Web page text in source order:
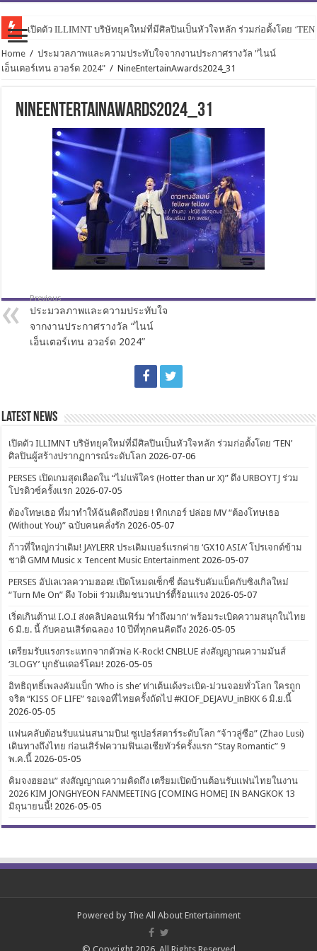
เปิดตัว ILLIMNT บริษัทยุคใหม่ที่มีศิลปินเป็นหัวใจหลัก ร่วมก่อตั้งโดย
Home / ประมวลภาพและความประทับใจจากงานประกาศรางวัล "ไนน์
เอ็นเตอร์เทน อวอร์ด 2024" / NineEntertainAwards2024_31
NineEntertainAwards2024_31
Previous
ประมวลภาพและความประทับใจ
จากงานประกาศรางวัล “ไนน์
เอ็นเตอร์เทน อวอร์ด 2024”
Latest News
เปิดตัว ILLIMNT บริษัทยุคใหม่ที่มีศิลปินเป็นหัวใจหลัก ร่วมก่อตั้งโดย ‘TEN’
ศิลปินผู้สร้างปรากฏการณ์ระดับโลก 2026-07-06
PERSES เปิดเกมสุดเดือดใน “ไม่แพ้ใคร (Hotter than ur X)” ดึง URBOYTJ ร่วม
โปรดิวซ์ครั้งแรก 2026-07-05
ต้องโทษเธอ ที่มาทำให้ฉันคิดถึงบ่อย ! ทิกเกอร์ ปล่อย MV “ต้องโทษเธอ
(Without You)” ฉบับคนคลั่งรัก 2026-05-07
ก้าวที่ใหญ่กว่าเดิม! JAYLERR ประเดิมเบอร์แรกค่าย ‘GX10 ASIA’ โปรเจกต์ข้าม
ชาติ GMM Music x Tencent Music Entertainment 2026-05-07
PERSES อัปเลเวลความฮอต! เปิดโหมดเซ็กซี่ ต้อนรับคัมแบ็คกับซิงเกิลใหม่
“Turn Me On” ดึง Tobii ร่วมเติมชนวนปาร์ตี้ร้อนแรง 2026-05-07
เริ่ดเกินต้าน! I.O.I ส่งคลิปคอนเฟิร์ม ‘ทำถึงมาก’ พร้อมระเบิดความสนุกในไทย
6 มิ.ย. นี้ กับคอนเสิร์ตฉลอง 10 ปีที่ทุกคนคิดถึง 2026-05-05
เตรียมรับแรงกระแทกจากตัวพ่อ K-Rock! CNBLUE ส่งสัญญาณความมันส์
‘3LOGY’ บุกธันเดอร์โดม! 2026-05-05
อิทธิฤทธิ์เพลงคัมแบ็ก ‘Who is she’ ท่าเต้นเด้งระเบิด-ม่วนจอยทั่วโลก ใครถูก
จริต “KISS OF LIFE” รอเจอที่ไทยครั้งถัดไป #KIOF_DEJAVU_inBKK 6 มิ.ย.นี้
2026-05-05
แฟนคลับต้อนรับแน่นสนามบิน! ซูเปอร์สตาร์ระดับโลก “จ้าวลู่ซือ” (Zhao Lusi)
เดินทางถึงไทย ก่อนเสิร์ฟความฟินเอเชียทัวร์ครั้งแรก “Stay Romantic” 9
พ.ค.นี้ 2026-05-05
คิมจงฮยอน” ส่งสัญญาณความคิดถึง เตรียมเปิดบ้านต้อนรับแฟนไทยในงาน
2026 KIM JONGHYEON FANMEETING [COMING HOME] IN BANGKOK 13
มิถุนายนนี้! 2026-05-05
Powered by The All About Entertainment